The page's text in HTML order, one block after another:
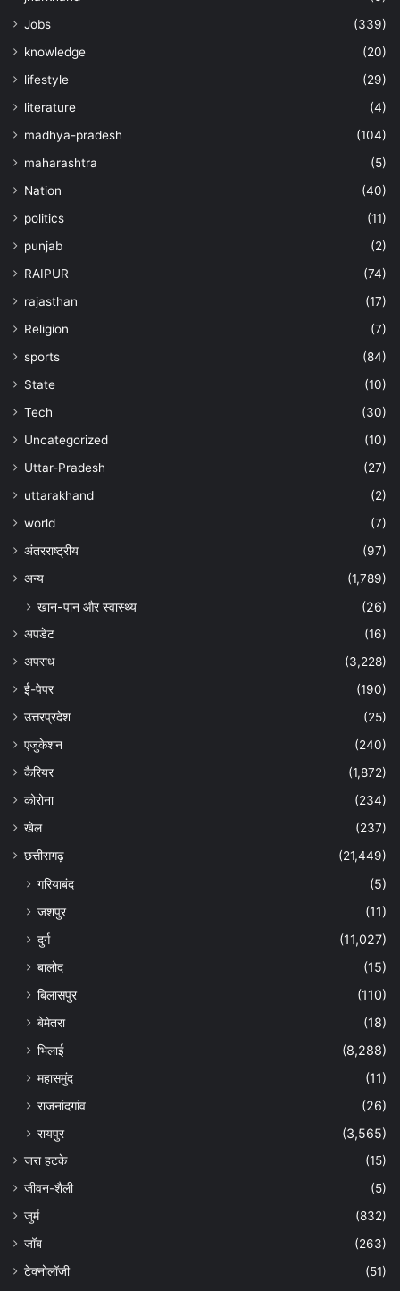
Jobs
(339)
knowledge
(20)
lifestyle
(29)
literature
(4)
madhya-pradesh
(104)
maharashtra
(5)
Nation
(40)
politics
(11)
punjab
(2)
RAIPUR
(74)
rajasthan
(17)
Religion
(7)
sports
(84)
State
(10)
Tech
(30)
Uncategorized
(10)
Uttar-Pradesh
(27)
uttarakhand
(2)
world
(7)
अंतरराष्ट्रीय
(97)
अन्‍य
(1,789)
खान-पान और स्वास्थ्य (26)
अपडेट
(16)
अपराध
(3,228)
ई-पेपर
(190)
उत्तरप्रदेश
(25)
एजुकेशन
(240)
कैरियर
(1,872)
कोरोना
(234)
खेल
(237)
छत्तीसगढ़
(21,449)
गरियाबंद
(5)
जशपुर
(11)
दुर्ग
(11,027)
बालोद
(15)
बिलासपुर
(110)
बेमेतरा
(18)
भिलाई
(8,288)
महासमुंद
(11)
राजनांदगांव
(26)
रायपुर
(3,565)
जरा हटके
(15)
जीवन-शैली
(5)
जुर्म
(832)
जॉब
(263)
टेक्नोलॉजी
(51)